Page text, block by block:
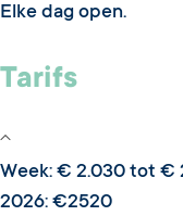
Elke dag open.
Tarifs
Week: € 2.030 tot €
2026: €2520